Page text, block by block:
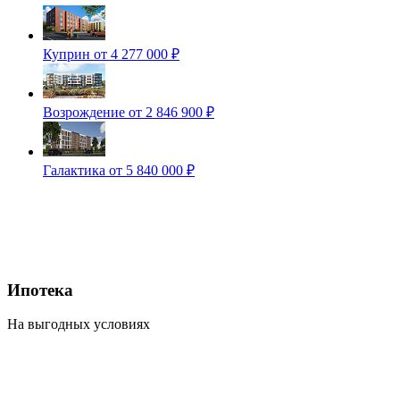
Куприн от 4 277 000 ₽
Возрождение от 2 846 900 ₽
Галактика от 5 840 000 ₽
Ипотека
На выгодных условиях